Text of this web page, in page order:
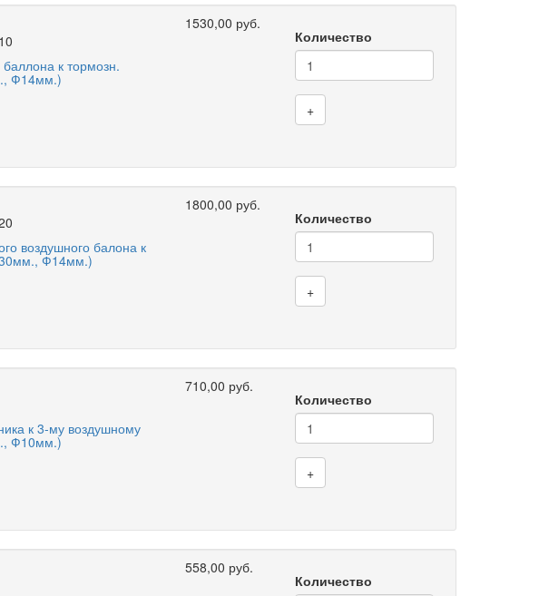
баллона к тормозн.
Ф14мм.)
1530,00 руб.
Количество
+
воздушного балона к
Ф14мм.)
1800,00 руб.
Количество
+
к 3-му воздушному
Ф10мм.)
710,00 руб.
Количество
+
558,00 руб.
Количество